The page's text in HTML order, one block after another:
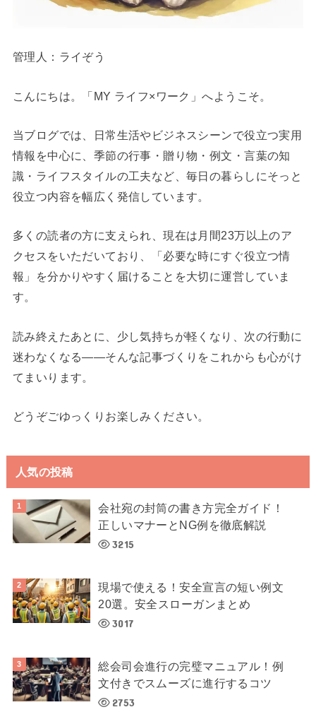
管理人：ライぞう
こんにちは。「MY ライフ×ワーク」へようこそ。
当ブログでは、日常生活やビジネスシーンで役立つ実用
情報を中心に、季節の行事・贈り物・例文・言葉の知
識・ライフスタイルの工夫など、毎日の暮らしにそっと
役立つ内容を幅広く発信しています。
多くの読者の方に支えられ、現在は月間23万以上のア
クセスをいただいており、「必要な時にすぐ役立つ情
報」を分かりやすく届けることを大切に運営していま
す。
読み終えたあとに、少し気持ちが軽くなり、次の行動に
迷わなくなる——そんな記事づくりをこれからも心がけ
てまいります。
どうぞごゆっくりお楽しみください。
人気の投稿
会社宛の封筒の書き方完全ガイド！
正しいマナーとNG例を徹底解説
3215
現場で使える！安全宣言の短い例文
20選。安全スローガンまとめ
3017
総会司会進行の完璧マニュアル！例
文付きでスムーズに進行するコツ
2753